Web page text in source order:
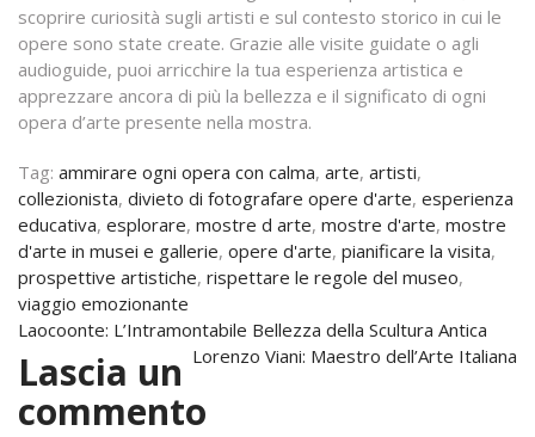
scoprire curiosità sugli artisti e sul contesto storico in cui le
opere sono state create. Grazie alle visite guidate o agli
audioguide, puoi arricchire la tua esperienza artistica e
apprezzare ancora di più la bellezza e il significato di ogni
opera d’arte presente nella mostra.
Tag: ammirare ogni opera con calma, arte, artisti,
collezionista, divieto di fotografare opere d'arte, esperienza
educativa, esplorare, mostre d arte, mostre d'arte, mostre
d'arte in musei e gallerie, opere d'arte, pianificare la visita,
prospettive artistiche, rispettare le regole del museo,
viaggio emozionante
Navigazione
articoli
Laocoonte: L’Intramontabile Bellezza della Scultura Antica
Lorenzo Viani: Maestro dell’Arte Italiana
Lascia un
commento